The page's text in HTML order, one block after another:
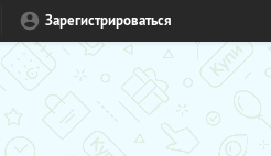
Зарегистрироваться